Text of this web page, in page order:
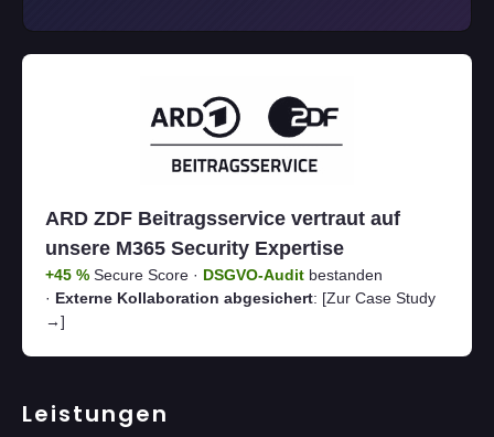
ARD ZDF Beitragsservice vertraut auf
unsere M365 Security Expertise
+45 % Secure Score · DSGVO-Audit bestanden
· Externe Kollaboration abgesichert: [Zur Case Study
→]
Leistungen